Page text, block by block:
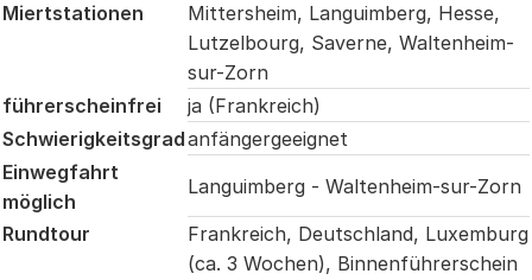
Miertstationen
Mittersheim, Languimberg, Hesse,
Lutzelbourg, Saverne, Waltenheim-
sur-Zorn
führerscheinfrei
ja (Frankreich)
Schwierigkeitsgradanfängergeeignet
Einwegfahrt
möglich
Languimberg - Waltenheim-sur-Zorn
Rundtour
Frankreich, Deutschland, Luxemburg
(ca. 3 Wochen), Binnenführerschein